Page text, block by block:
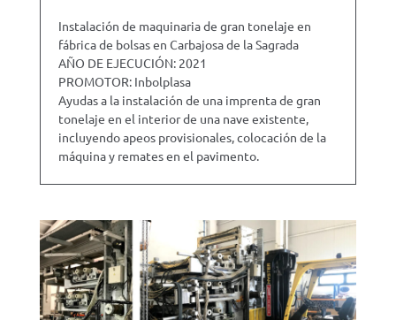
Instalación de maquinaria de gran tonelaje en
fábrica de bolsas en Carbajosa de la Sagrada
AÑO DE EJECUCIÓN: 2021
PROMOTOR: Inbolplasa
Ayudas a la instalación de una imprenta de gran
tonelaje en el interior de una nave existente,
incluyendo apeos provisionales, colocación de la
máquina y remates en el pavimento.